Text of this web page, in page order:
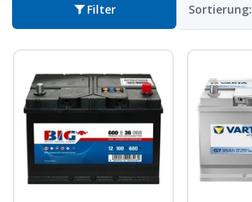
Filter Sortierung: